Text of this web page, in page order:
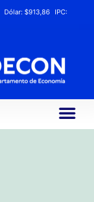
Dólar: $913,86
IPC: